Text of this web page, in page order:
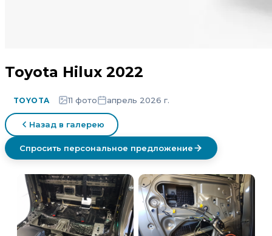
Toyota Hilux 2022
TOYOTA 11 фото апрель 2026 г.
Назад в галерею
Спросить персональное предложение